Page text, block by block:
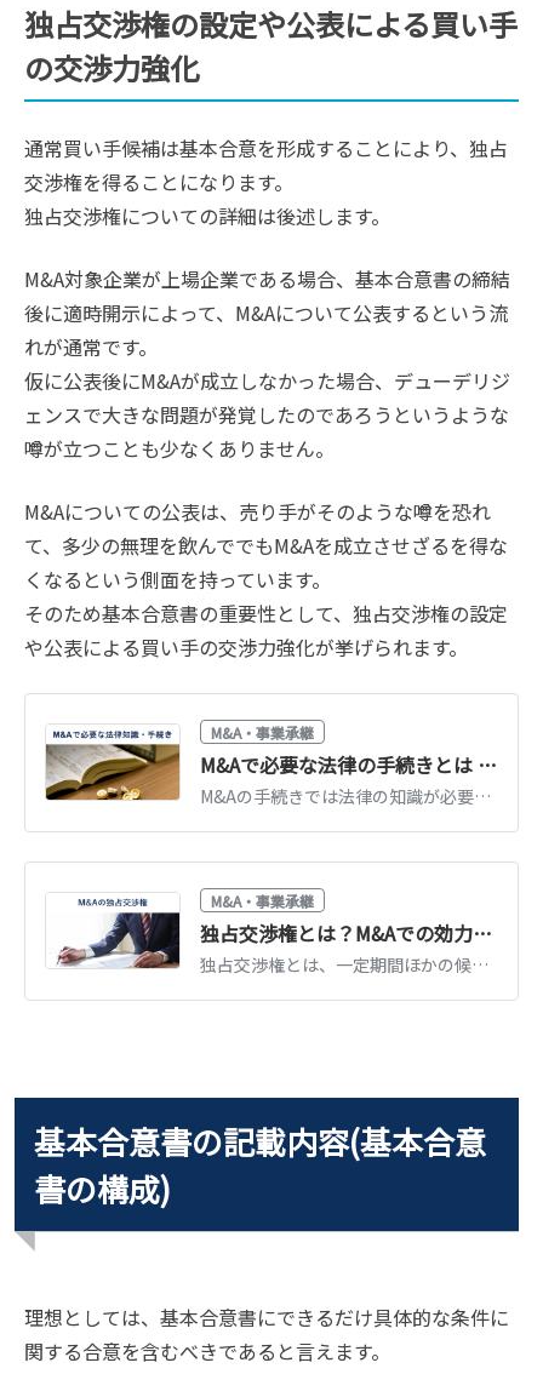
独占交渉権の設定や公表による買い手
の交渉力強化
通常買い手候補は基本合意を形成することにより、独占
交渉権を得ることになります。
独占交渉権についての詳細は後述します。
M&A対象企業が上場企業である場合、基本合意書の締結
後に適時開示によって、M&Aについて公表するという流
れが通常です。
仮に公表後にM&Aが成立しなかった場合、デューデリジ
ェンスで大きな問題が発覚したのであろうというような
噂が立つことも少なくありません。
M&Aについての公表は、売り手がそのような噂を恐れ
て、多少の無理を飲んででもM&Aを成立させざるを得な
くなるという側面を持っています。
そのため基本合意書の重要性として、独占交渉権の設定
や公表による買い手の交渉力強化が挙げられます。
M&A・事業承継
M&Aで必要な法律の手続きとは 公認会計士が徹底解説
M&Aの手続きでは法律の知識が必要です。法律の知識がないと、契約書に抜け漏れが生じるなど、深刻な事態が生じやすくなります。今回は、M&Aに必要な法律の知識や実務の手続きをくわしく解説します。（公認会計士監修記事）
M&A・事業承継
独占交渉権とは？M&Aでの効力・期間・優先交渉権との違いを解説
独占交渉権とは、一定期間ほかの候補と交渉しないことを約束する権利です。優先交渉権との違い、法的拘束力、期間の相場、付与する際の注意点を解説します。
基本合意書の記載内容(基本合意
書の構成)
理想としては、基本合意書にできるだけ具体的な条件に
関する合意を含むべきであると言えます。